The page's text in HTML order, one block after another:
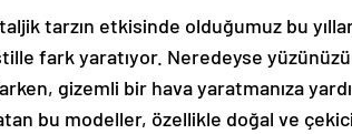
tarzın etkisinde olduğumuz bu
fark yaratıyor. Neredeyse
gizemli bir hava yaratmanıza
bu modeller, özellikle doğal ve